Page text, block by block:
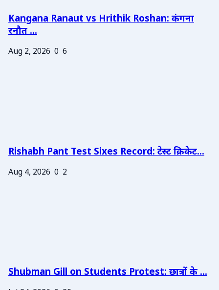
Kangana Ranaut vs Hrithik Roshan: कंगना
रनौत ...
Aug 2, 2026 0 6
Rishabh Pant Test Sixes Record: टेस्ट क्रिकेट...
Aug 4, 2026 0 2
Shubman Gill on Students Protest: छात्रों के ...